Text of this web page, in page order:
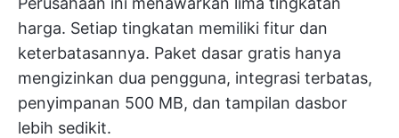
harga. Setiap tingkatan memiliki fitur dan
keterbatasannya. Paket dasar gratis hanya
mengizinkan dua pengguna, integrasi terbatas,
penyimpanan 500 MB, dan tampilan dasbor
lebih sedikit.